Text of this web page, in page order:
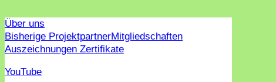
Über uns
Bisherige ProjektpartnerMitgliedschaften
Auszeichnungen Zertifikate
YouTube